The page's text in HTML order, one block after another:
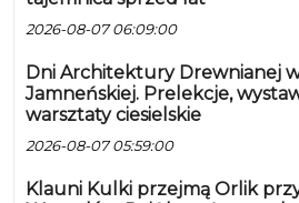
2026-08-07 06:09:00
Dni Architektury Drewnianej
Jamneńskiej. Prelekcje,
warsztaty ciesielskie
2026-08-07 05:59:00
Klauni Kulki przejmą Orlik